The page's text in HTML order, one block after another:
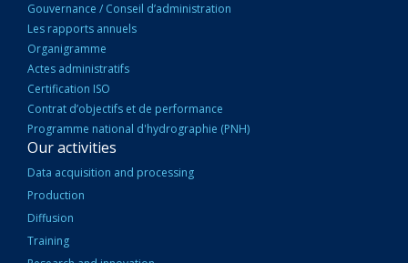
Gouvernance / Conseil d’administration
Les rapports annuels
Organigramme
Actes administratifs
Certification ISO
Contrat d’objectifs et de performance
Programme national d'hydrographie (PNH)
Our activities
Data acquisition and processing
Production
Diffusion
Training